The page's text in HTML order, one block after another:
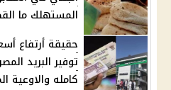
المستهلك ما
حقيقة أرتفاع
توفير البريد
كامله والاوعية